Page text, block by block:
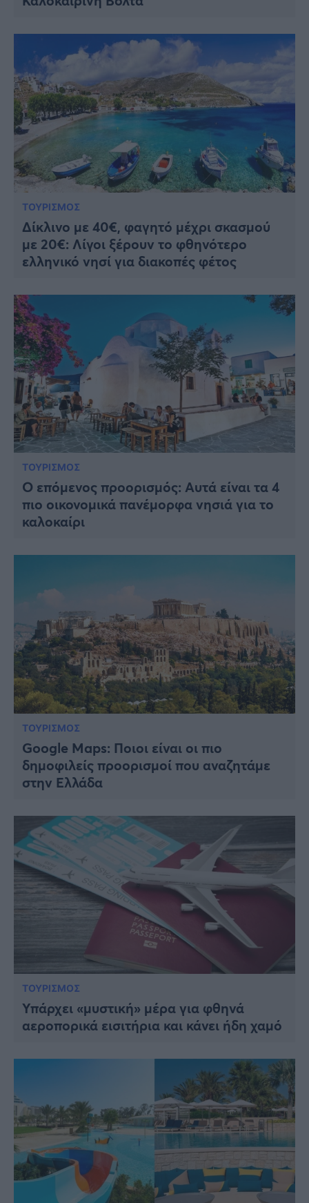
ΤΟΥΡΙΣΜΟΣ
Δίκλινο με 40€, φαγητό μέχρι σκασμού
με 20€: Λίγοι ξέρουν το φθηνότερο
ελληνικό νησί για διακοπές φέτος
ΤΟΥΡΙΣΜΟΣ
Ο επόμενος προορισμός: Αυτά είναι τα 4
πιο οικονομικά πανέμορφα νησιά για το
καλοκαίρι
ΤΟΥΡΙΣΜΟΣ
Google Maps: Ποιοι είναι οι πιο
δημοφιλείς προορισμοί που αναζητάμε
στην Ελλάδα
ΤΟΥΡΙΣΜΟΣ
Υπάρχει «μυστική» μέρα για φθηνά
αεροπορικά εισιτήρια και κάνει ήδη χαμό